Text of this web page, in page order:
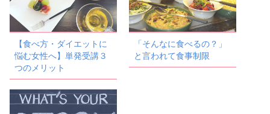
【食べ方・ダイエットに
悩む女性へ】単発受講３
つのメリット
「そんなに食べるの？」
と言われて食事制限